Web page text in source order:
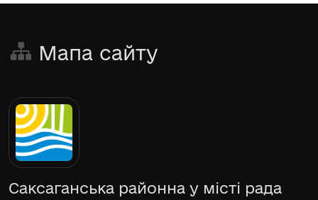
Мапа сайту
Саксаганська районна у місті рада